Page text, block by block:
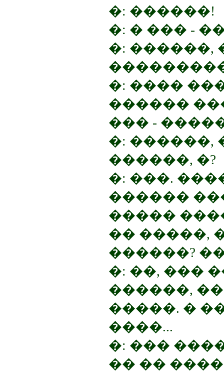
�: ������!
�: � ��� -
�: ������,
�: ����
������
��� -
�: ������,
������, �?
�: ���.
������
�����
�� �����,
������?
�: ��, ���
������,
�����. �
����...
�: ���
�� ��